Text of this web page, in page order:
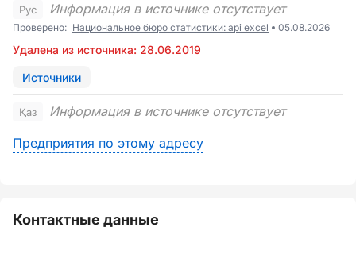
Рус Информация в источнике отсутствует
Проверено: Национальное бюро статистики: api excel 05.08.2026
Удалена из источника: 28.06.2019
Источники
Қаз
Информация в источнике отсутствует
Предприятия по этому адресу
Контактные данные